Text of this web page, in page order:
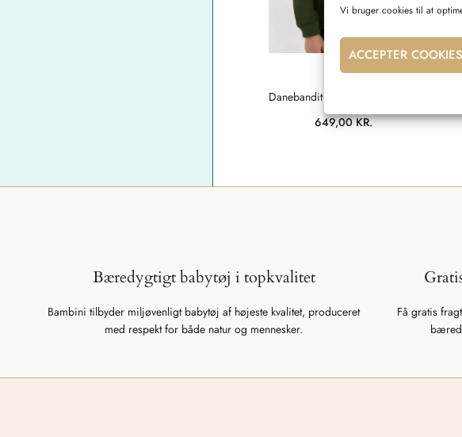
Vi bruger cookies til at
ACCEPTER COOKIES
Danebandit Softshell Dark Army
649,00KR.
Bæredygtigt babytøj i topkvalitet
Bambini tilbyder miljøvenligt babytøj af højeste kvalitet, produceret
med respekt for både natur og mennesker.
Få gratis